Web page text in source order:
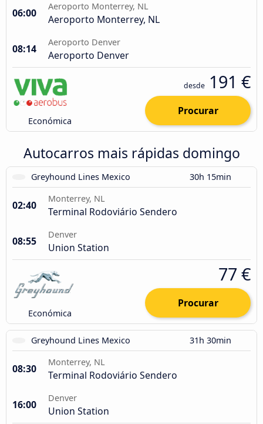
06:00
Aeroporto Monterrey, NL
Aeroporto Monterrey, NL
08:14
Aeroporto Denver
Aeroporto Denver
Económica
desde 191 €
Procurar
Autocarros mais rápidas domingo
Greyhound Lines Mexico 30h 15min
02:40
Monterrey, NL
Terminal Rodoviário Sendero
08:55
Denver
Union Station
Económica
77 €
Procurar
Greyhound Lines Mexico 31h 30min
08:30
Monterrey, NL
Terminal Rodoviário Sendero
16:00
Denver
Union Station